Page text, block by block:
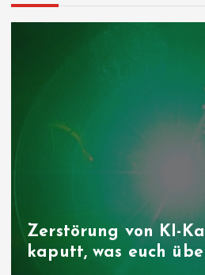
Zerstörung von KI-
kaputt, was euch